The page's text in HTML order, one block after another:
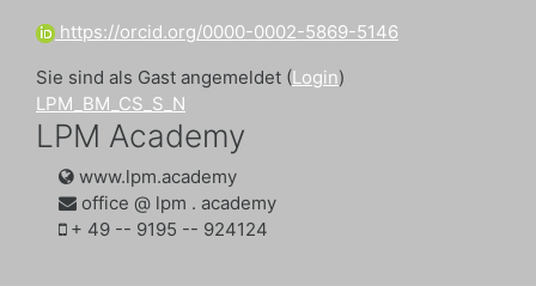
https://orcid.org/0000-0002-5869-5146
Sie sind als Gast angemeldet (Login)
LPM_BM_CS_S_N
LPM Academy
www.lpm.academy
office @ lpm . academy
‭+ 49 -- 9195 -- 924124‬